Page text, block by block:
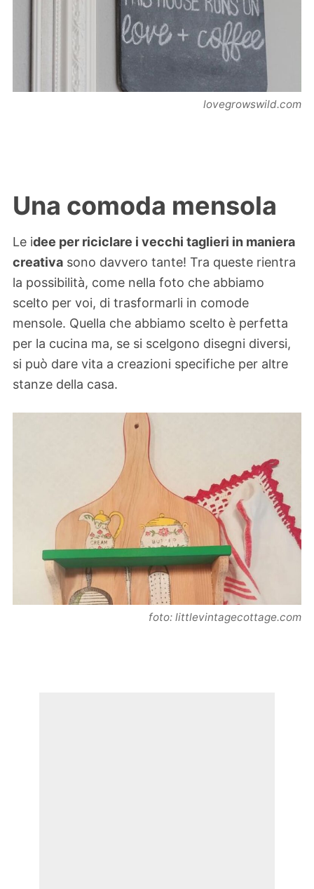
lovegrowswild.com
Una comoda mensola
Le idee per riciclare i vecchi taglieri in maniera
creativa sono davvero tante! Tra queste rientra
la possibilità, come nella foto che abbiamo
scelto per voi, di trasformarli in comode
mensole. Quella che abbiamo scelto è perfetta
per la cucina ma, se si scelgono disegni diversi,
si può dare vita a creazioni specifiche per altre
stanze della casa.
foto: littlevintagecottage.com